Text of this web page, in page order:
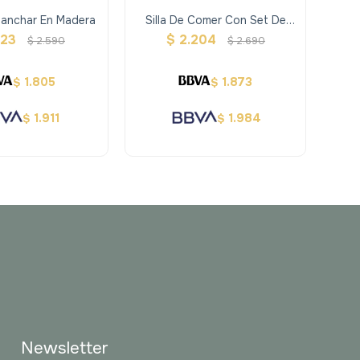
En Madera
$2.590
$ 1.805
$ 1.911
Silla De Comer Con Set De
Alimentacion Para Muñecas
$ 2.204 $2.690
$ 1.873
$ 1.984
Newsletter